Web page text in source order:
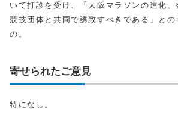
いて打診を受け、「大阪マラソンの進化
競技団体と共同で誘致すべきである」との
の。
寄せられたご意見
特になし。